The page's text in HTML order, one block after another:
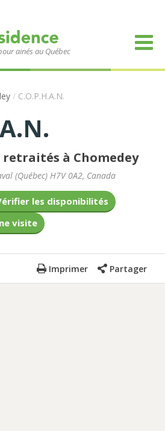
ainés au Québec
/ C.O.P.H.A.N.
retraités à Chomedey
(Québec) H7V 0A2, Canada
les disponibilités
visite
Imprimer Partager